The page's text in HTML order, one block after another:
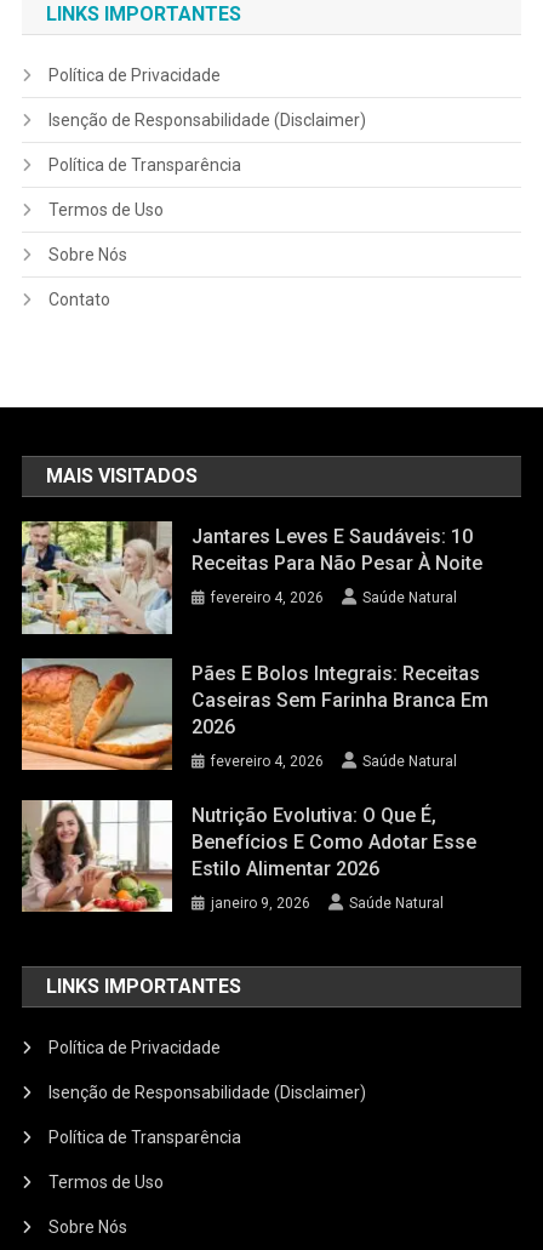
LINKS IMPORTANTES
Política de Privacidade
Isenção de Responsabilidade (Disclaimer)
Política de Transparência
Termos de Uso
Sobre Nós
Contato
MAIS VISITADOS
Jantares Leves E Saudáveis: 10
Receitas Para Não Pesar À Noite
fevereiro 4, 2026 Saúde Natural
Pães E Bolos Integrais: Receitas
Caseiras Sem Farinha Branca Em
2026
fevereiro 4, 2026 Saúde Natural
Nutrição Evolutiva: O Que É,
Benefícios E Como Adotar Esse
Estilo Alimentar 2026
janeiro 9, 2026 Saúde Natural
LINKS IMPORTANTES
Política de Privacidade
Isenção de Responsabilidade (Disclaimer)
Política de Transparência
Termos de Uso
Sobre Nós